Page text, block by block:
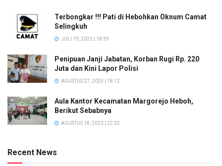
Terbongkar !!! Pati di Hebohkan Oknum Camat
Selingkuh
JULI 19, 2023 | 18:39
Penipuan Janji Jabatan, Korban Rugi Rp. 220
Juta dan Kini Lapor Polisi
AGUSTUS 27, 2025 | 18:12
Aula Kantor Kecamatan Margorejo Heboh,
Berikut Sebabnya
AGUSTUS 18, 2023 | 22:32
Recent News